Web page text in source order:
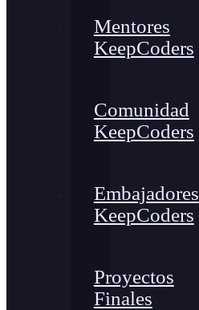
Mentores
KeepCoders
Comunidad
KeepCoders
Embajadores
KeepCoders
Proyectos
Finales